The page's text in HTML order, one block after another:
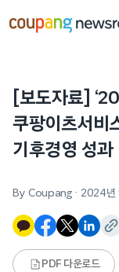
건너뛰기
[보도자료]
쿠팡이츠서비
기후경영 성과
By Coupang · 2024년
PDF 다운로드